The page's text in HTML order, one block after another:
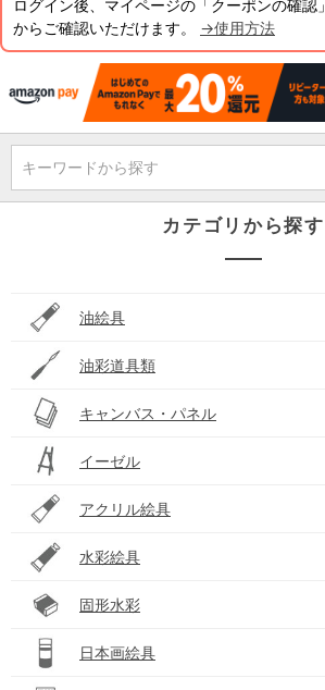
ログイン後、マイページの「クーポンの確認」
からご確認いただけます。 →使用方法
キーワードから探す
カテゴリから探す
油絵具
油彩道具類
キャンバス・パネル
イーゼル
アクリル絵具
水彩絵具
固形水彩
日本画絵具